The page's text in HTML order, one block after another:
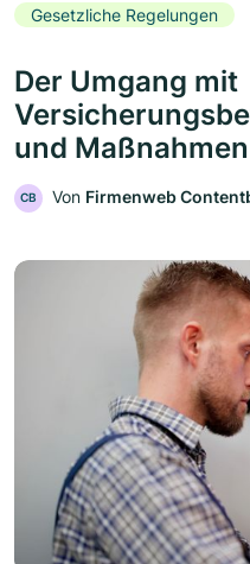
Gesetzliche Regelungen
Der Umgang mit
und Maßnahmen
CB Von Firmenweb